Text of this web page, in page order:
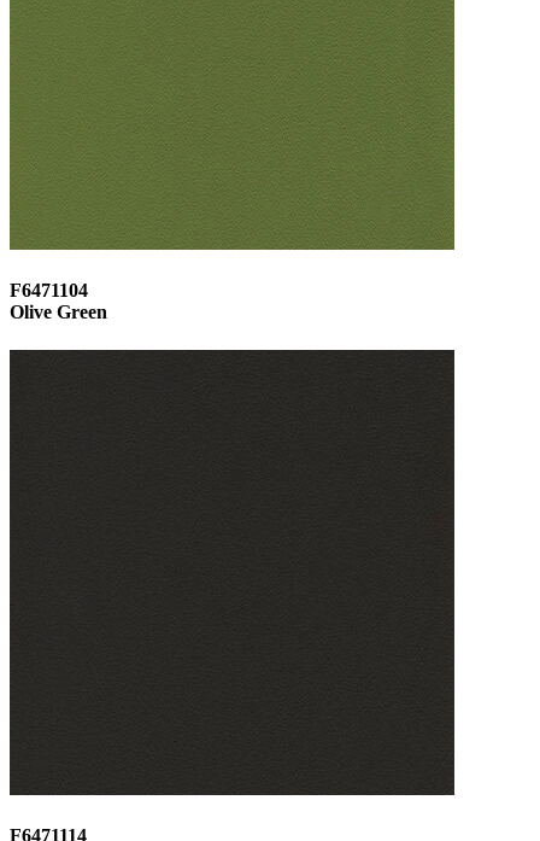
F6471104
Olive Green
F6471114